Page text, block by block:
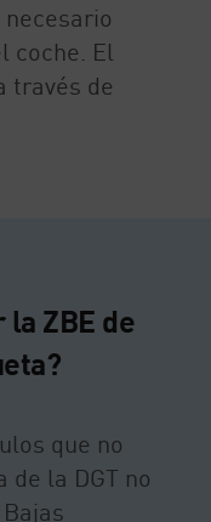
coche. El
través de
ZBE de
que no
la DGT no